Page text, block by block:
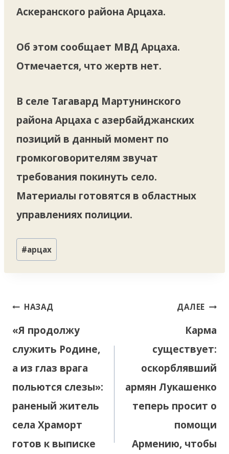
Аскеранского района Арцаха.
Об этом сообщает МВД Арцаха.
Отмечается, что жертв нет.
В селе Тагавард Мартунинского
района Арцаха с азербайджанских
позиций в данный момент по
громкоговорителям звучат
требования покинуть село.
Материалы готовятся в областных
управлениях полиции.
Метки
записи:
#арцах
Навигация
записям
НАЗАД
«Я продолжу
служить Родине,
а из глаз врага
польются слезы»:
раненый житель
села Храморт
готов к выписке
ДАЛЕЕ
Карма
существует:
оскорблявший
армян Лукашенко
теперь просит о
помощи
Армению, чтобы